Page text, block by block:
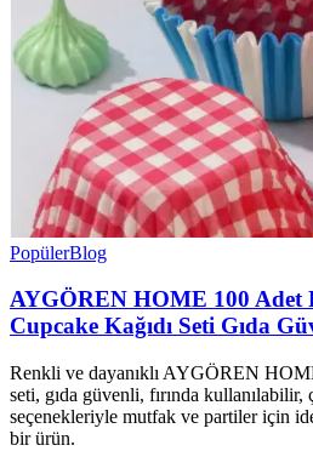
PopülerBlog
AYGÖREN HOME 100 Adet
Cupcake Kağıdı Seti Gıda
Renkli ve dayanıklı AYGÖREN
seti, gıda güvenli, fırında kullanılabilir,
seçenekleriyle mutfak ve partiler için
bir ürün.